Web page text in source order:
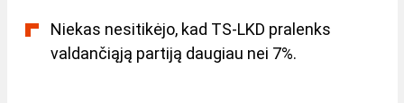
Niekas nesitikėjo, kad TS-LKD pralenks
valdančiąją partiją daugiau nei 7%.